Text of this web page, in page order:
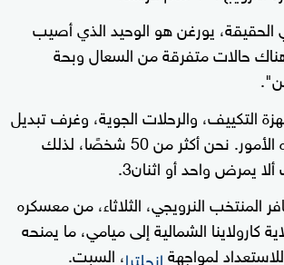
يورغن هو الوحيد الذي أصيب
حالات متفرقة من السعال وبحة
التكييف، والرحلات الجوية، وغرف تبديل
الملابس، وكل هذه الأمور. نحن أكثر من 50 شخصًا، لذلك
يمرض واحد أو اثنان3.
المنتخب النرويجي، الثلاثاء، من معسكره
كارولاينا الشمالية إلى ميامي، ما يمنحه
لمواجهةإنجلترا، السبت.